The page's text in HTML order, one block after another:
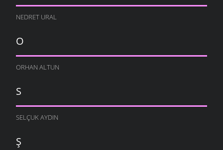
NEDRET URAL
O
ORHAN ALTUN
S
SELÇUK AYDIN
Ş